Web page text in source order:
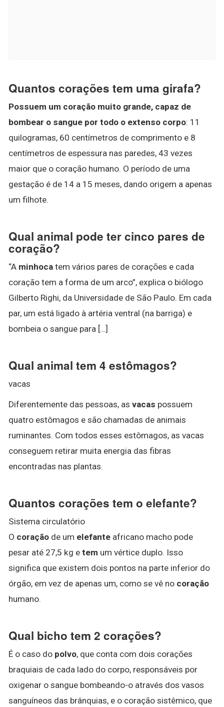
Quantos corações tem uma girafa?
Possuem um coração muito grande, capaz de
bombear o sangue por todo o extenso corpo: 11
quilogramas, 60 centímetros de comprimento e 8
centímetros de espessura nas paredes, 43 vezes
maior que o coração humano. O período de uma
gestação é de 14 a 15 meses, dando origem a apenas
um filhote.
Qual animal pode ter cinco pares de
coração?
“A minhoca tem vários pares de corações e cada
coração tem a forma de um arco”, explica o biólogo
Gilberto Righi, da Universidade de São Paulo. Em cada
par, um está ligado à artéria ventral (na barriga) e
bombeia o sangue para […]
Qual animal tem 4 estômagos?
vacas
Diferentemente das pessoas, as vacas possuem
quatro estômagos e são chamadas de animais
ruminantes. Com todos esses estômagos, as vacas
conseguem retirar muita energia das fibras
encontradas nas plantas.
Quantos corações tem o elefante?
Sistema circulatório
O coração de um elefante africano macho pode
pesar até 27,5 kg e tem um vértice duplo. Isso
significa que existem dois pontos na parte inferior do
órgão, em vez de apenas um, como se vê no coração
humano.
Qual bicho tem 2 corações?
É o caso do polvo, que conta com dois corações
braquiais de cada lado do corpo, responsáveis por
oxigenar o sangue bombeando-o através dos vasos
sanguíneos das brânquias, e o coração sistêmico, que